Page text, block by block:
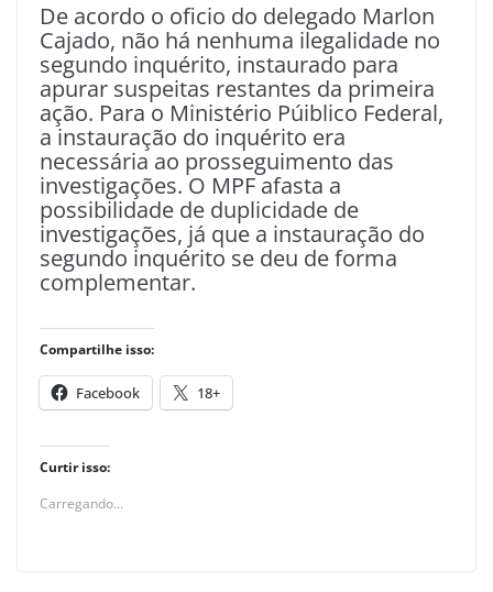
De acordo o oficio do delegado Marlon
Cajado, não há nenhuma ilegalidade no
segundo inquérito, instaurado para
apurar suspeitas restantes da primeira
ação. Para o Ministério Púiblico Federal,
a instauração do inquérito era
necessária ao prosseguimento das
investigações. O MPF afasta a
possibilidade de duplicidade de
investigações, já que a instauração do
segundo inquérito se deu de forma
complementar.
Compartilhe isso:
Facebook 18+
Curtir isso:
Carregando...